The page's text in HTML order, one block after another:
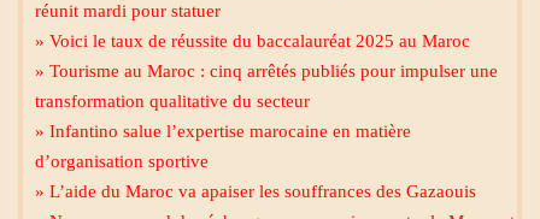
réunit mardi pour statuer
» Voici le taux de réussite du baccalauréat 2025 au Maroc
» Tourisme au Maroc : cinq arrêtés publiés pour impulser une
transformation qualitative du secteur
» Infantino salue l’expertise marocaine en matière
d’organisation sportive
» L’aide du Maroc va apaiser les souffrances des Gazaouis